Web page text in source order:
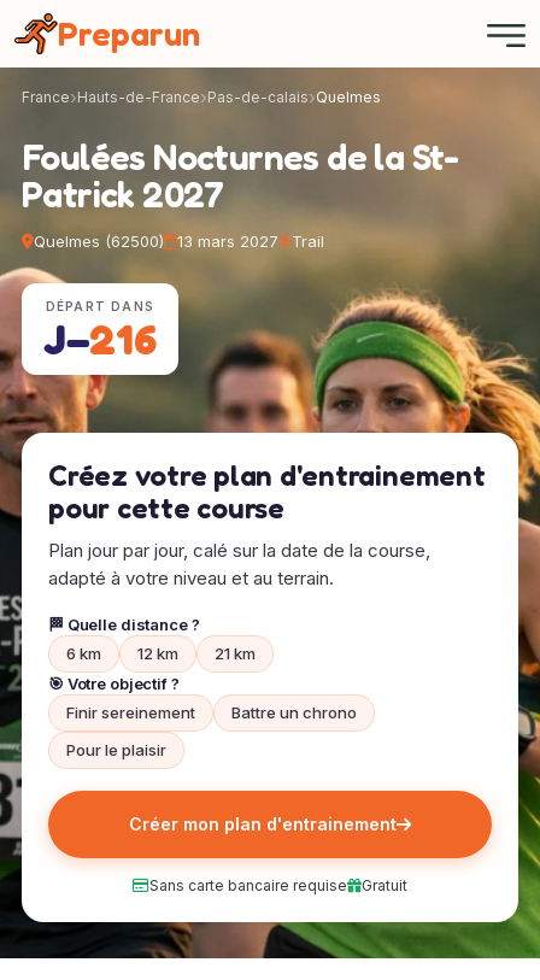
Preparun
France Hauts-de-France Pas-de-calais Quelmes
Foulées Nocturnes de la St-
Patrick 2027
Quelmes (62500) 13 mars 2027 Trail
DÉPART DANS
J−216
Créez votre plan d'entrainement
pour cette course
Plan jour par jour, calé sur la date de la course,
adapté à votre niveau et au terrain.
🏁 Quelle distance ?
6 km
12 km
21 km
🎯 Votre objectif ?
Finir sereinement
Battre un chrono
Pour le plaisir
Créer mon plan d'entrainement
Sans carte bancaire requise Gratuit
Panneau de gestion des cookies